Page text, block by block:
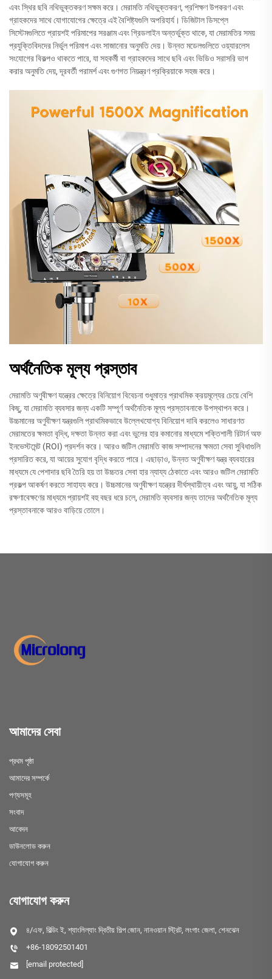
এবং স্থির ছবি নথিভুক্তকরণ সক্ষম করে। মেরামতি নথিভুক্তকরণ, প্রশিক্ষণ উপকরণ এবং
গ্রাহকদের সাথে যোগাযোগের ক্ষেত্রে এই বৈশিষ্ট্যগুলি অপরিহার্য। ডিজিটাল ডিসপ্লে
সিস্টেমগুলিতে প্রায়শই পরিমাপের সরঞ্জাম এবং গ্রিডলাইন অন্তর্ভুক্ত থাকে, যা মেরামতির সময়
প্রযুক্তিবিদদের নির্ভুল পরিমাপ এবং সাজানোর অনুমতি দেয়। উন্নত মডেলগুলিতে ওয়্যারলেস
সংযোগের বিকল্পও থাকতে পারে, যা সহকর্মী বা গ্রাহকদের সাথে ছবি এবং ভিডিও সরাসরি ভাগ
করার অনুমতি দেয়, দূরবর্তী পরামর্শ এবং গুণগত নিয়ন্ত্রণ প্রক্রিয়াকে সহজ করে।
অর্থনৈতিক মূল্য প্রস্তাব
মেরামতি অণুবীক্ষণ যন্ত্রের ক্ষেত্রে বিনিয়োগ বিবেচনা শুধুমাত্র প্রাথমিক ক্রয়মূল্যের চেয়ে বেশি
কিছু, যা মেরামতি ব্যবসার জন্য একটি সম্পূর্ণ অর্থনৈতিক মূল্য প্রস্তাবনাকে উপস্থাপন করে।
উচ্চমানের অণুবীক্ষণ যন্ত্রগুলি প্রাথমিকভাবে উল্লেখযোগ্য বিনিয়োগ দাবি করলেও সাধারণত
মেরামতের ক্ষমতা বৃদ্ধি, দক্ষতা উন্নত করা এবং ভুলের হার কমানোর মাধ্যমে শক্তিশালী রিটার্ন অফ
ইনভেস্টমেন্ট (ROI) প্রদর্শন করে। আরও জটিল মেরামতি কাজ সম্পাদনের ক্ষমতা সেবা সুবিধাগুলি
প্রসারিত করে, যা আয়ের সুযোগ বৃদ্ধি করতে পারে। এছাড়াও, উন্নত অণুবীক্ষণ যন্ত্র ব্যবহারের
মাধ্যমে যে পেশাদার ছবি তৈরি হয় তা উচ্চতর সেবা হার ন্যায্য ঠেকাতে এবং আরও জটিল মেরামতি
প্রকল্প আকর্ষণ করতে সাহায্য করে। উচ্চমানের অণুবীক্ষণ যন্ত্রের দীর্ঘস্থায়ীত্ব এবং আয়ু, যা সঠিক
রক্ষণাবেক্ষণের মাধ্যমে প্রায়শই বহু বছর ধরে চলে, মেরামতি ব্যবসার জন্য তাদের অর্থনৈতিক মূল্য
প্রস্তাবনাকে আরও বাড়িয়ে তোলে।
আমাদের সেবা
প্রথম পৃষ্ঠা
আমাদের সম্পর্কে
পণ্যসমূহ
সংবাদ
আবেদন
ডাউনলোড করুন
যোগাযোগ করুন
যোগাযোগ করুন
৪/এফ, বিল্ডিং ই, শ্যাংলিল্যাং দ্বিতীয় শিল্প জোন, নানওয়ান স্ট্রিট, লংগাং জেলা, শেনঝেন
+86-18092501401
[email protected]